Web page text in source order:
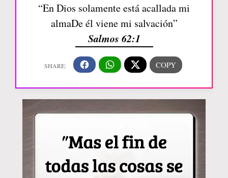
“En Dios solamente está acallada mi
almaDe él viene mi salvación”
Salmos 62:1